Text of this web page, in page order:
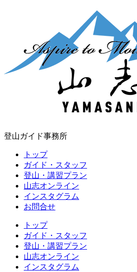
登山ガイド事務所
トップ
ガイド・スタッフ
登山・講習プラン
山志オンライン
インスタグラム
お問合せ
トップ
ガイド・スタッフ
登山・講習プラン
山志オンライン
インスタグラム